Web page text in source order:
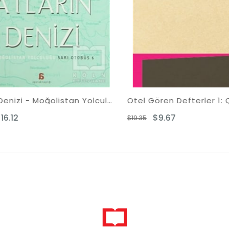
Atların Denizi - Moğolistan Yolculuğu Otel Gören Defterler 1: Çarpışan Sesler
$9.67